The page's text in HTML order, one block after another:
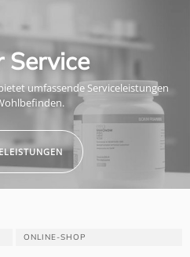
Service
umfassende Serviceleistungen
ONLINE-SHOP